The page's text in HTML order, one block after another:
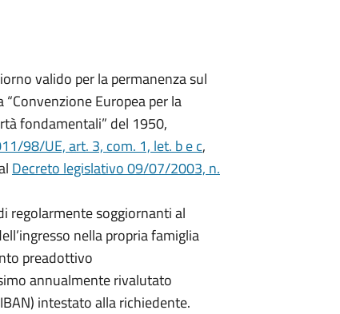
valido per la permanenza sul
Europea per la
fondamentali” del 1950,
98/UE, art. 3, com. 1, let. b e c,
Decreto legislativo 09/07/2003, n.
regolarmente soggiornanti al
nella propria famiglia
preadottivo
annualmente rivalutato
intestato alla richiedente.